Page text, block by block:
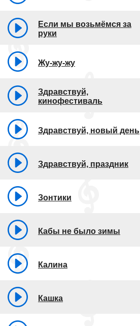
Если мы возьмёмся за
руки
Жу-жу-жу
Здравствуй,
кинофестиваль
Здравствуй, новый день
Здравствуй, праздник
Зонтики
Кабы не было зимы
Калина
Кашка